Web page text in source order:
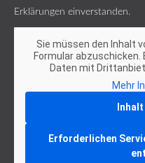
Erklärungen einverstanden.
Sie müssen den Inhalt
Formular
Daten mit
Mehr
Erforderlichen